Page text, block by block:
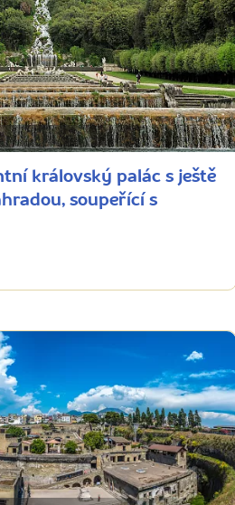
královský palác s ještě
soupeřící s